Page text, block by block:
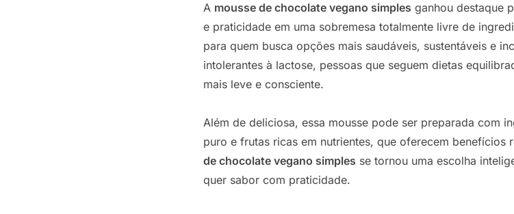
A mousse de chocolate vegano simples ganhou destaque
e praticidade em uma sobremesa totalmente livre de
para quem busca opções mais saudáveis, sustentáveis ​​e
intolerantes à lactose, pessoas que seguem dietas
mais leve e consciente.
Além de deliciosa, essa mousse pode ser preparada com
puro e frutas ricas em nutrientes, que oferecem benefícios
de chocolate vegano simples se tornou uma escolha
quer sabor com praticidade.